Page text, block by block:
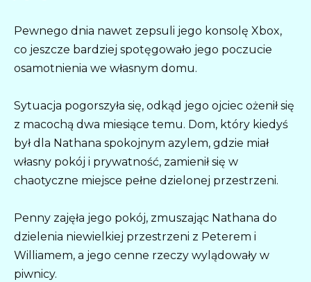
Pewnego dnia nawet zepsuli jego konsolę Xbox,
co jeszcze bardziej spotęgowało jego poczucie
osamotnienia we własnym domu.
Sytuacja pogorszyła się, odkąd jego ojciec ożenił się
z macochą dwa miesiące temu. Dom, który kiedyś
był dla Nathana spokojnym azylem, gdzie miał
własny pokój i prywatność, zamienił się w
chaotyczne miejsce pełne dzielonej przestrzeni.
Penny zajęła jego pokój, zmuszając Nathana do
dzielenia niewielkiej przestrzeni z Peterem i
Williamem, a jego cenne rzeczy wylądowały w
piwnicy.